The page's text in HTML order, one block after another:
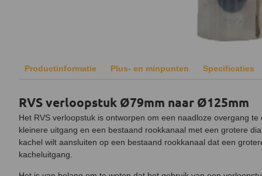
Productinformatie Plus- en minpunten Specificaties
RVS verloopstuk Ø79mm naar Ø125mm
Het RVS verloopstuk is ontworpen om een naadloze overgang
kleinere uitgang en een bestaand rookkanaal met een grotere
kachel wilt aansluiten op een bestaand rookkanaal dat een
kacheluitgang.